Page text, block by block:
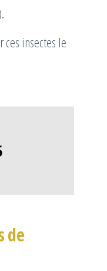
insectes le
de